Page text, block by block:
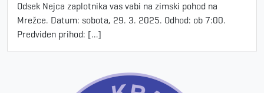
Odsek Nejca zaplotnika vas vabi na zimski pohod na
Mrežce. Datum: sobota, 29. 3. 2025. Odhod: ob 7:00.
Predviden prihod: […]